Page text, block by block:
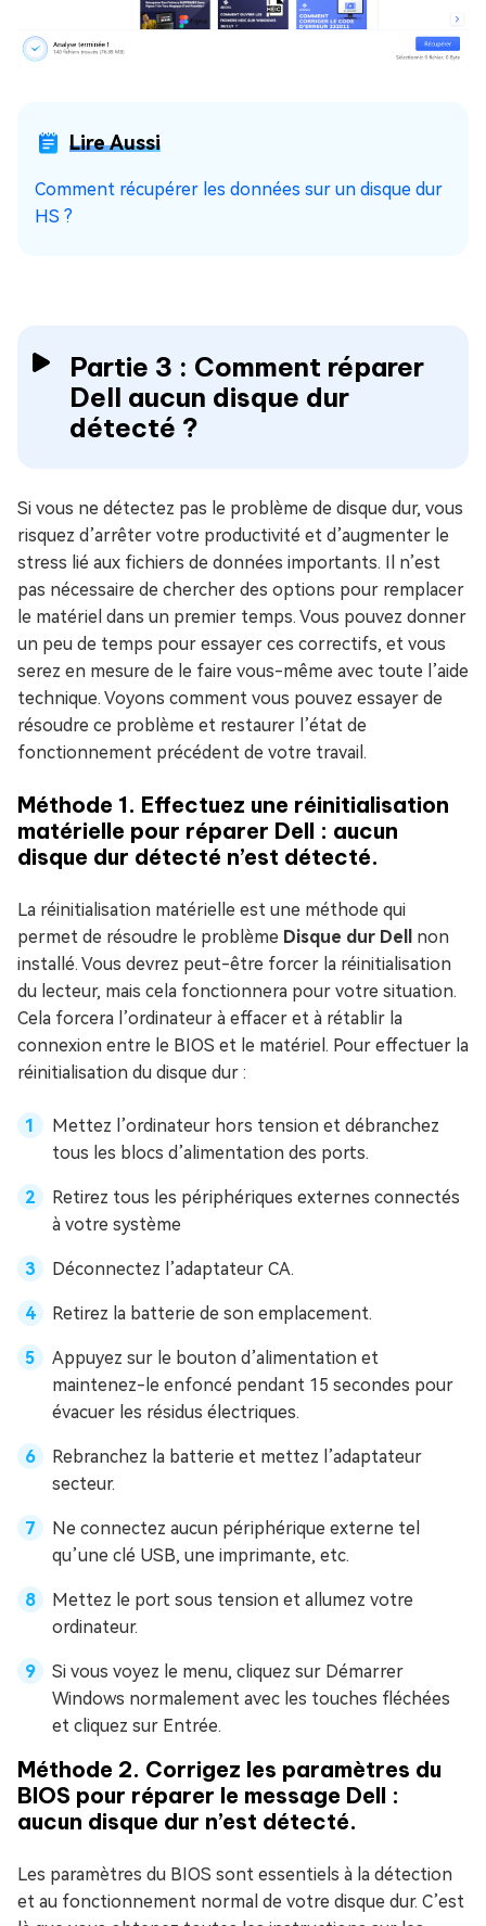
Lire Aussi
Comment récupérer les données sur un disque dur
HS ?
Partie 3 : Comment réparer
Dell aucun disque dur
détecté ?
Si vous ne détectez pas le problème de disque dur, vous
risquez d’arrêter votre productivité et d’augmenter le
stress lié aux fichiers de données importants. Il n’est
pas nécessaire de chercher des options pour remplacer
le matériel dans un premier temps. Vous pouvez donner
un peu de temps pour essayer ces correctifs, et vous
serez en mesure de le faire vous-même avec toute l’aide
technique. Voyons comment vous pouvez essayer de
résoudre ce problème et restaurer l’état de
fonctionnement précédent de votre travail.
Méthode 1. Effectuez une réinitialisation
matérielle pour réparer Dell : aucun
disque dur détecté n’est détecté.
La réinitialisation matérielle est une méthode qui
permet de résoudre le problème Disque dur Dell
non
installé. Vous devrez peut-être forcer la réinitialisation
du lecteur, mais cela fonctionnera pour votre situation.
Cela forcera l’ordinateur à effacer et à rétablir la
connexion entre le BIOS et le matériel. Pour effectuer la
réinitialisation du disque dur :
Mettez l’ordinateur hors tension et débranchez
tous les blocs d’alimentation des ports.
Retirez tous les périphériques externes connectés
à votre système
Déconnectez l’adaptateur CA.
Retirez la batterie de son emplacement.
Appuyez sur le bouton d’alimentation et
maintenez-le enfoncé pendant 15 secondes pour
évacuer les résidus électriques.
Rebranchez la batterie et mettez l’adaptateur
secteur.
Ne connectez aucun périphérique externe tel
qu’une clé USB, une imprimante, etc.
Mettez le port sous tension et allumez votre
ordinateur.
Si vous voyez le menu, cliquez sur Démarrer
Windows normalement avec les touches fléchées
et cliquez sur Entrée.
Méthode 2. Corrigez les paramètres du
BIOS pour réparer le message Dell :
aucun disque dur n’est détecté.
Les paramètres du BIOS sont essentiels à la détection
et au fonctionnement normal de votre disque dur. C’est